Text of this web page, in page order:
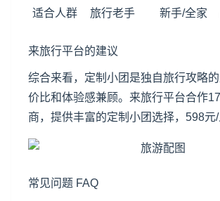
适合人群 旅行老手 新手/全家
来旅行平台的建议
综合来看，定制小团是独自旅行攻略
价比和体验感兼顾。来旅行平台合作
商，提供丰富的定制小团选择，598元/
常见问题 FAQ